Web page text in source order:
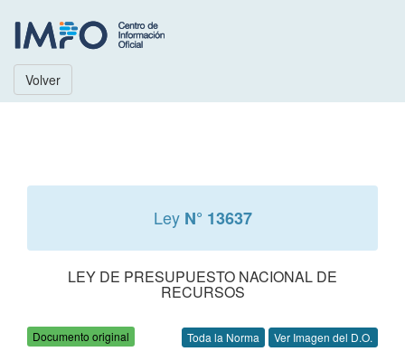
Volver
Ley N° 13637
LEY DE PRESUPUESTO NACIONAL DE
RECURSOS
Documento original Toda la Norma Ver Imagen del D.O.